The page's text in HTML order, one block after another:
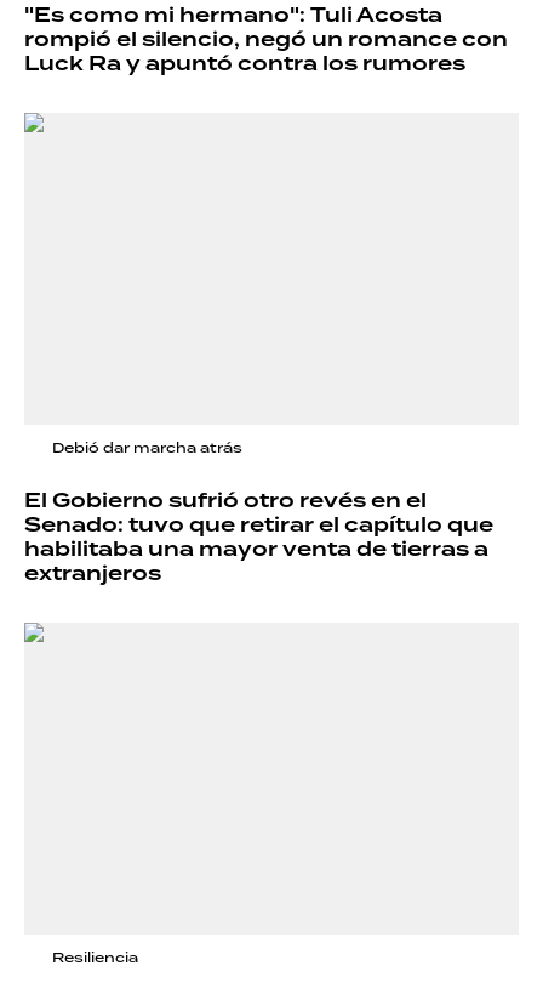
"Es como mi hermano": Tuli Acosta
rompió el silencio, negó un romance con
Luck Ra y apuntó contra los rumores
Debió dar marcha atrás
El Gobierno sufrió otro revés en el
Senado: tuvo que retirar el capítulo que
habilitaba una mayor venta de tierras a
extranjeros
Resiliencia